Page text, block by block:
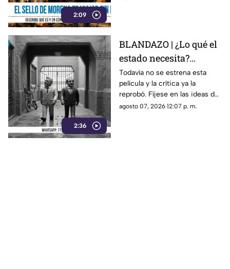
2:09
2:36
BLANDAZO | ¿Lo qué el
estado necesita?
Gobierno de Morelos
anuncia fideicomiso
cinematográfico
Todavía no se estrena esta
película y la crítica ya la
reprobó. Fíjese en las ideas de
Margarita González Saravia
agosto 07, 2026 12:07 p. m.